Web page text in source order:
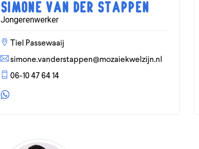
Simone van der Stappen
Jongerenwerker
Tiel Passewaaij
simone.vanderstappen@mozaiekwelzijn.nl
06-10 47 64 14